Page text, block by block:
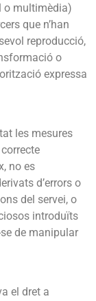
o multimèdia)
que n’han
reproducció,
o
expressa
les mesures
no es
d’errors o
del servei, o
introduïts
se de manipular
el dret a